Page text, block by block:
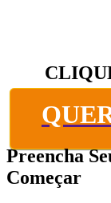
Preencha
Começar